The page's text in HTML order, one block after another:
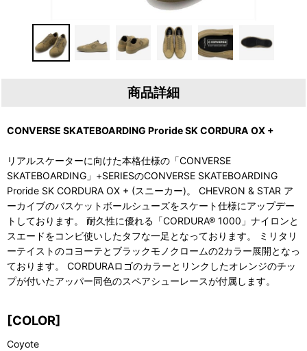
商品詳細
CONVERSE SKATEBOARDING Proride SK CORDURA OX +
リアルスケーターに向けた本格仕様の「CONVERSE
SKATEBOARDING」+SERIESのCONVERSE SKATEBOARDING
Proride SK CORDURA OX + (スニーカー)。 CHEVRON & STAR ア
ーカイブのバスケットボールシューズをスケート仕様にアップデー
トしております。 耐久性に優れる「CORDURA® 1000」ナイロンと
スエードをコンビ使いしたタフな一足となっております。 ミリタリ
ーテイストのコヨーテとブラックモノクロームの2カラー展開となっ
ております。 CORDURAロゴのカラーとリンクしたオレンジのチッ
プが付いたアッパー同色のスペアシューレースが付属します。
[COLOR]
Coyote